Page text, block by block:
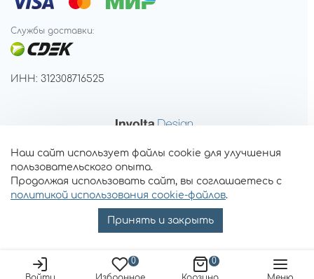
0
0
Службы доставки:
ИНН: 312308716525
Наш сайт использует файлы cookie для улучшения
пользовательского опыта.
Продолжая использовать сайт, вы соглашаетесь с
политикой использования cookie-файлов.
Принять и закрыть